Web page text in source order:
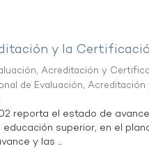
y la
Acreditación y
de Evaluación,
reporta el estado de
superior, en el
y las ...